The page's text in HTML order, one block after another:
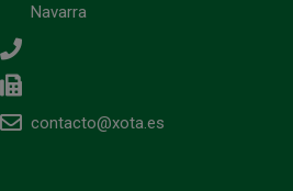
Navarra
contacto@xota.es